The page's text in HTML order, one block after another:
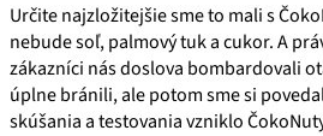
Určite najzložitejšie sme to mali s
nebude soľ, palmový tuk a cukor. A
zákazníci nás doslova bombardovali
úplne bránili, ale potom sme si
skúšania a testovania vzniklo